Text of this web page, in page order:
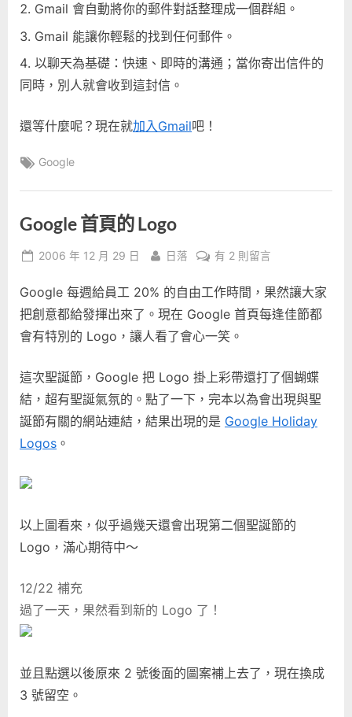
Gmail 會自動將你的郵件對話整理成一個群組。
Gmail 能讓你輕鬆的找到任何郵件。
以聊天為基礎：快速、即時的溝通；當你寄出信件的
同時，別人就會收到這封信。
還等什麼呢？現在就加入Gmail吧！
Tags:
Google
Google 首頁的 Logo
Posted
2006 年 12 月 29 日 By
日落
在
首
頁
的
Logo〉
有 2 則留言
Google 每週給員工 20% 的自由工作時間，果然讓大家
把創意都給發揮出來了。現在 Google 首頁每逢佳節都
會有特別的 Logo，讓人看了會心一笑。
這次聖誕節，Google 把 Logo 掛上彩帶還打了個蝴蝶
結，超有聖誕氣氛的。點了一下，完本以為會出現與聖
誕節有關的網站連結，結果出現的是 Google Holiday
Logos 。
以上圖看來，似乎過幾天還會出現第二個聖誕節的
Logo，滿心期待中～
12/22 補充
過了一天，果然看到新的 Logo 了！
並且點選以後原來 2 號後面的圖案補上去了，現在換成
3 號留空。